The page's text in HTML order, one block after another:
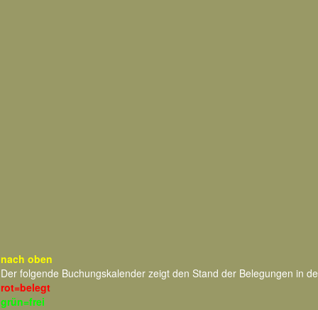
nach oben
Der folgende Buchungskalender zeigt den Stand der Belegungen in
rot=belegt
grün=frei